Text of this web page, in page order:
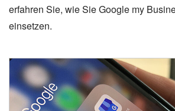
erfahren Sie, wie Sie Google my
einsetzen.